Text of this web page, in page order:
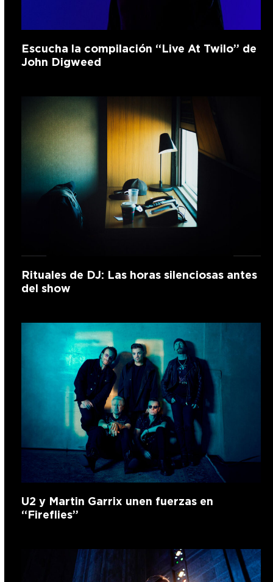
Escucha la compilación “Live At Twilo” de
John Digweed
Rituales de DJ: Las horas silenciosas antes
del show
U2 y Martin Garrix unen fuerzas en
“Fireflies”